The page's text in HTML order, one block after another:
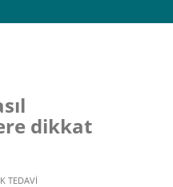
dikkat
TEDAVI